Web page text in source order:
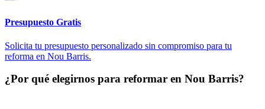
Presupuesto Gratis
Solicita tu presupuesto personalizado sin compromiso para tu
reforma en Nou Barris.
¿Por qué elegirnos para reformar en Nou Barris?